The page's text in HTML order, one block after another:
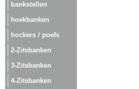
bankstellen
hoekbanken
hockers / poefs
2-Zitsbanken
3-Zitsbanken
4-Zitsbanken